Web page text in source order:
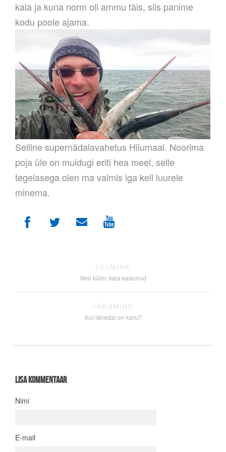
kala ja kuna norm oli ammu täis, siis panime
kodu poole ajama.
Selline supernädalavahetus Hiiumaal. Noorima
poja üle on muidugi eriti hea meel, selle
tegelasega olen ma valmis iga kell luurele
minema.
EELMINE
Vesi külm, kala kadunud
JÄRGMINE
Kui lähedal on karu?
Lisa kommentaar
Nimi
E-mail